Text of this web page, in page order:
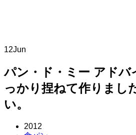
12Jun
パン・ド・ミー アドバ
っかり捏ねて作りまし
い。
2012